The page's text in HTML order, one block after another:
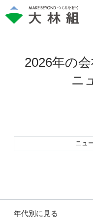
2026年の
ニ
ニュ
年代別に見る